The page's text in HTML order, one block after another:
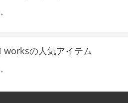
worksの人気アイテム